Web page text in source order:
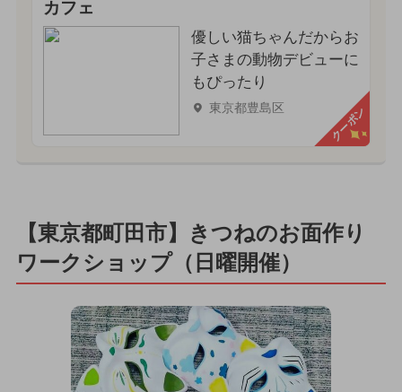
カフェ
優しい猫ちゃんだからお
子さまの動物デビューに
もぴったり
東京都豊島区 クーポン
【東京都町田市】きつねのお面作り
ワークショップ（日曜開催）